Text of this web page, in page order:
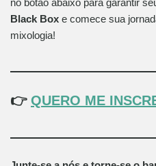
Black Box e comece sua
mixologia!
👉 QUERO ME